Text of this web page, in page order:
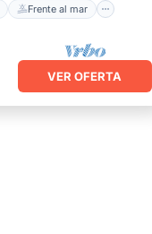
Frente al mar
VER OFERTA